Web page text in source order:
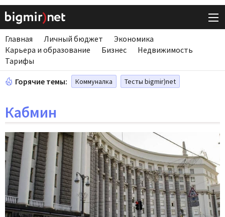
Главная Личный бюджет
Экономика
Карьера и образование
Бизнес
Недвижимость
Тарифы
Горячие темы: Коммуналка Тесты bigmir)net
Кабмин